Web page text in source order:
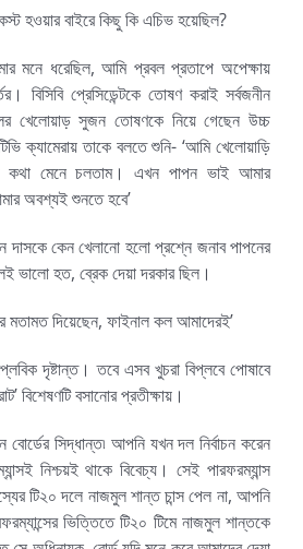
হওয়ার বাইরে কিছু কি এচিভ হয়েছিল?
মনে ধরেছিল, আমি প্রবল প্রতাপে অপেক্ষায়
বিসিবি প্রেসিডেন্টকে তোষণ করাই সর্বজনীন
খেলোয়াড় সুজন তোষণকে নিয়ে গেছেন উচ্চ
ক্যামেরায় তাকে বলতে শুনি- ‘আমি খেলোয়াড়ি
কথা মেনে চলতাম। এখন পাপন ভাই আমার
অবশ্যই শুনতে হবে’
দাসকে কেন খেলানো হলো প্রশ্নে জনাব পাপনের
ভালো হত, ব্রেক দেয়া দরকার ছিল।
মতামত দিয়েছেন, ফাইনাল কল আমাদেরই’
দৃষ্টান্ত। তবে এসব খুচরা বিপ্লবে পোষাবে
বিশেষণটি বসানোর প্রতীক্ষায়।
বোর্ডের সিদ্ধান্ত৷ আপনি যখন দল নির্বাচন করেন
নিশ্চয়ই থাকে বিবেচ্য। সেই পারফরম্যান্স
টি২০ দলে নাজমুল শান্ত চান্স পেল না, আপনি
ভিত্তিতে টি২০ টিমে নাজমুল শান্তকে